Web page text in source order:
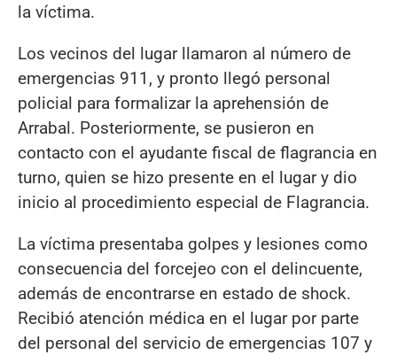
la víctima.
Los vecinos del lugar llamaron al número de
emergencias 911, y pronto llegó personal
policial para formalizar la aprehensión de
Arrabal. Posteriormente, se pusieron en
contacto con el ayudante fiscal de flagrancia en
turno, quien se hizo presente en el lugar y dio
inicio al procedimiento especial de Flagrancia.
La víctima presentaba golpes y lesiones como
consecuencia del forcejeo con el delincuente,
además de encontrarse en estado de shock.
Recibió atención médica en el lugar por parte
del personal del servicio de emergencias 107 y